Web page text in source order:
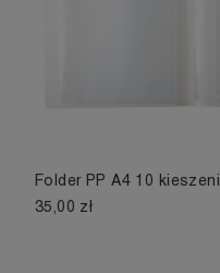
Folder PP A4 10 kieszeni
35,00 zł